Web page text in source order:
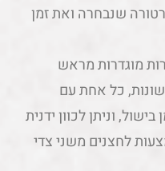
שנבחרה ואת זמן
מוגדרות מראש
שונות, כל אחת עם
וניתן לכוון ידנית
לחצנים משני צדי